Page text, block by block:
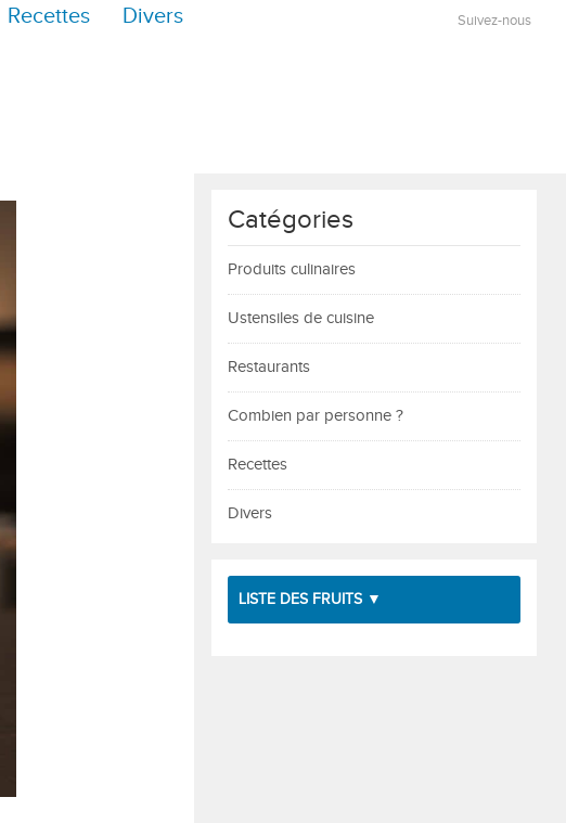
Recettes Divers Suivez-nous
Catégories
Produits culinaires
Ustensiles de cuisine
Restaurants
Combien par personne ?
Recettes
Divers
LISTE DES FRUITS ▼